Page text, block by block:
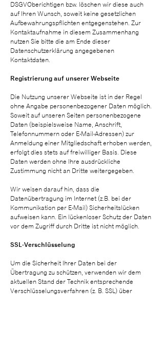
DSGVOberichtigen bzw. löschen wir diese auch
auf Ihren Wunsch, soweit keine gesetzlichen
Aufbewahrungspflichten entgegenstehen. Zur
Kontaktaufnahme in diesem Zusammenhang
nutzen Sie bitte die am Ende dieser
Datenschutzerklärung angegebenen
Kontaktdaten.
Registrierung auf unserer Webseite
Die Nutzung unserer Webseite ist in der Regel
ohne Angabe personenbezogener Daten möglich.
Soweit auf unseren Seiten personenbezogene
Daten (beispielsweise Name, Anschrift,
Telefonnummern oder E-Mail-Adressen) zur
Anmeldung einer Mitgliedschaft erhoben werden,
erfolgt dies stets auf freiwilliger Basis. Diese
Daten werden ohne Ihre ausdrückliche
Zustimmung nicht an Dritte weitergegeben.
Wir weisen darauf hin, dass die
Datenübertragung im Internet (z.B. bei der
Kommunikation per E-Mail) Sicherheitslücken
aufweisen kann. Ein lückenloser Schutz der Daten
vor dem Zugriff durch Dritte ist nicht möglich.
SSL-Verschlüsselung
Um die Sicherheit Ihrer Daten bei der
Übertragung zu schützen, verwenden wir dem
aktuellen Stand der Technik entsprechende
Verschlüsselungsverfahren (z. B. SSL) über